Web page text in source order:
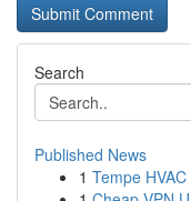
Search
Published News
1 Tempe